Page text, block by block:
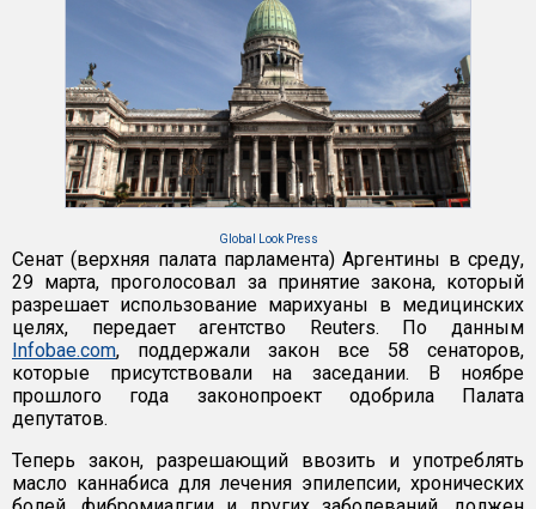
Global Look Press
Сенат (верхняя палата парламента) Аргентины в среду,
29 марта, проголосовал за принятие закона, который
разрешает использование марихуаны в медицинских
целях, передает агентство Reuters. По данным
Infobae.com, поддержали закон все 58 сенаторов,
которые присутствовали на заседании. В ноябре
прошлого года законопроект одобрила Палата
депутатов.
Теперь закон, разрешающий ввозить и употреблять
масло каннабиса для лечения эпилепсии, хронических